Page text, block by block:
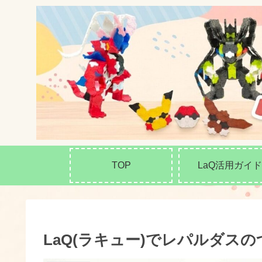
TOP LaQ活用ガイド
LaQ(ラキュー)でレパルダスの